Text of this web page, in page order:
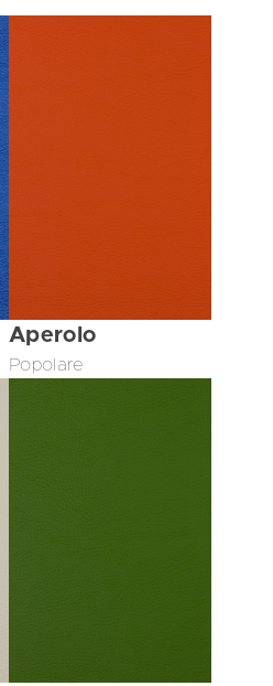
Aperolo
Popolare